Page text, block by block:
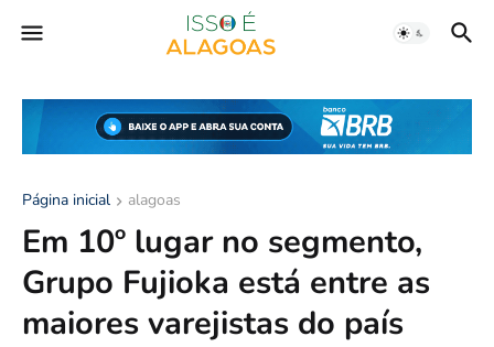
Página inicial alagoas
Em 10º lugar no segmento,
Grupo Fujioka está entre as
maiores varejistas do país